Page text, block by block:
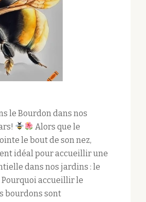
le Bourdon dans nos
Alors que le
le bout de son nez,
idéal pour accueillir une
dans nos jardins : le
Pourquoi accueillir le
bourdons sont